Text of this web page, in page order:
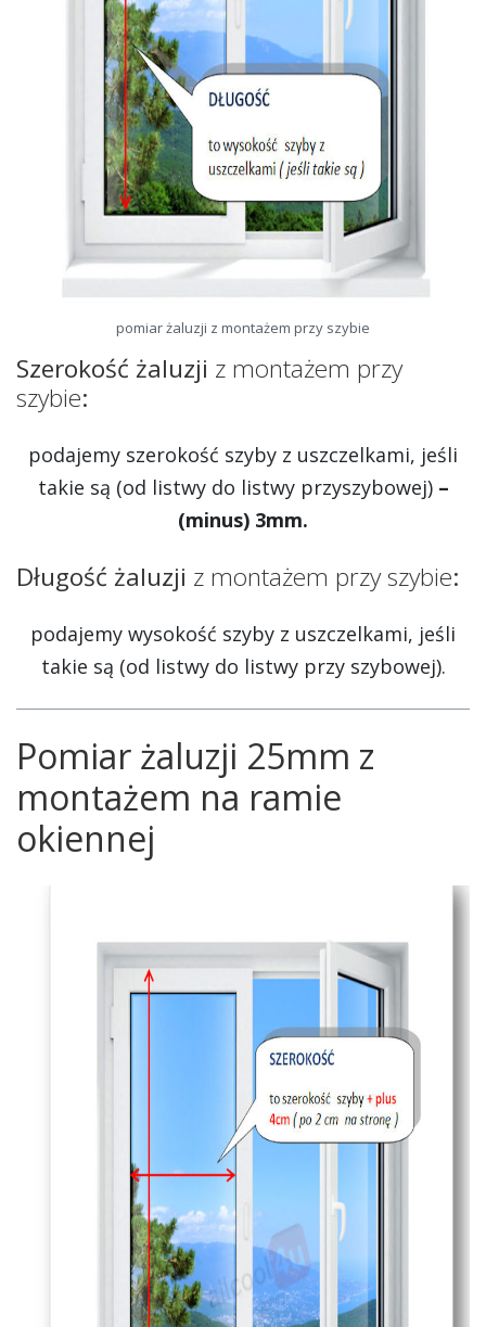
pomiar żaluzji z montażem przy szybie
Szerokość żaluzji z montażem przy
szybie:
podajemy szerokość szyby z uszczelkami, jeśli
takie są (od listwy do listwy przyszybowej) –
(minus) 3mm.
Długość żaluzji z montażem przy szybie:
podajemy wysokość szyby z uszczelkami, jeśli
takie są (od listwy do listwy przy szybowej).
Pomiar żaluzji 25mm z
montażem na ramie
okiennej